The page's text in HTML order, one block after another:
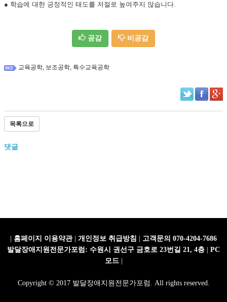
● 학습에 대한 긍정적인 태도를 저절로 높여주지 않습니다.
공감 비공감
교육공학, 보조공학, 특수교육공학
목록으로
댓글
홈페이지 이용약관| 개인정보 취급방침
고객문의 070-4204-7686
발달장애지원전문가포럼: 수원시 권선구 금호로 23번길 21, 4층
PC
모드|
Copyright © 2017 발달장애지원전문가포럼. All rights reserved.